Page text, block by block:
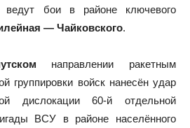
бои в районе ключевого
— Чайковского.
направлении ракетным
группировки войск нанесён удар
дислокации 60-й отдельной
ВСУ в районе населённого